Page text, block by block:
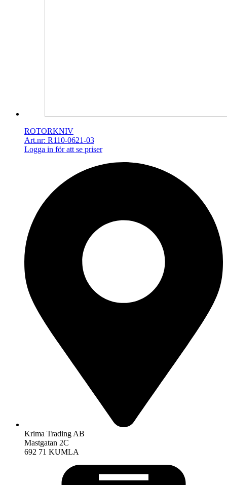
ROTORKNIV
Art.nr: R110-0621-03
Logga in för att se priser
Krima Trading AB
Mastgatan 2C
692 71 KUMLA